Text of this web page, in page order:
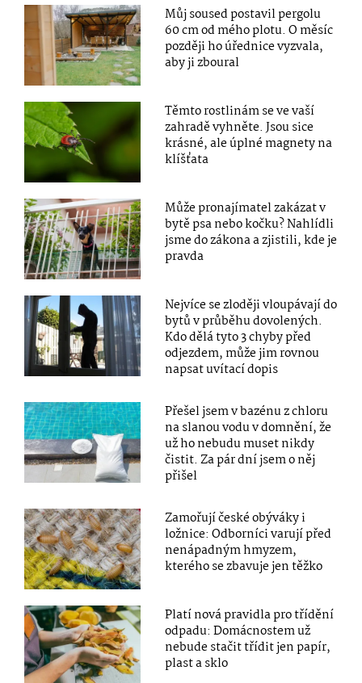
Můj soused postavil pergolu
60 cm od mého plotu. O měsíc
později ho úřednice vyzvala,
aby ji zboural
Těmto rostlinám se ve vaší
zahradě vyhněte. Jsou sice
krásné, ale úplné magnety na
klíšťata
Může pronajímatel zakázat v
bytě psa nebo kočku? Nahlídli
jsme do zákona a zjistili, kde je
pravda
Nejvíce se zloději vloupávají do
bytů v průběhu dovolených.
Kdo dělá tyto 3 chyby před
odjezdem, může jim rovnou
napsat uvítací dopis
Přešel jsem v bazénu z chloru
na slanou vodu v domnění, že
už ho nebudu muset nikdy
čistit. Za pár dní jsem o něj
přišel
Zamořují české obýváky i
ložnice: Odborníci varují před
nenápadným hmyzem,
kterého se zbavuje jen těžko
Platí nová pravidla pro třídění
odpadu: Domácnostem už
nebude stačit třídit jen papír,
plast a sklo